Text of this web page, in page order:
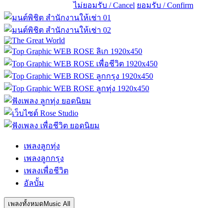
ไม่ยอมรับ / Cancel ยอมรับ / Confirm
เพลงลูกทุ่ง
เพลงลูกกรุง
เพลงเพื่อชีวิต
อัลบั้ม
เพลงทั้งหมด Music All